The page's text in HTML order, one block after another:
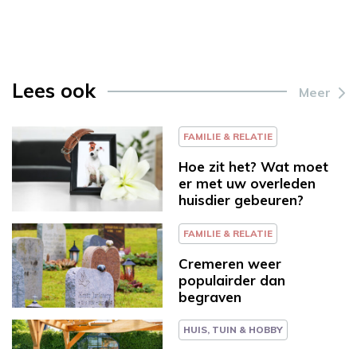
Lees ook Meer
FAMILIE & RELATIE
Hoe zit het? Wat moet
er met uw overleden
huisdier gebeuren?
FAMILIE & RELATIE
Cremeren weer
populairder dan
begraven
HUIS, TUIN & HOBBY